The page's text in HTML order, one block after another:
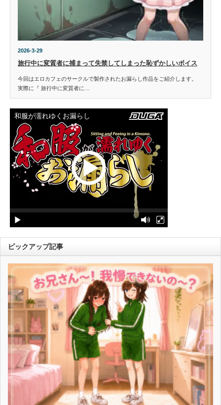
2026-3-29
旅行中に変質者に捕まって失禁してしまった恥ずかしいボイス
今回はエロカフェのサークルで製作されたお漏らし作品をご紹介します。
実際に『 旅行中に変質者に…
ピックアップ記事